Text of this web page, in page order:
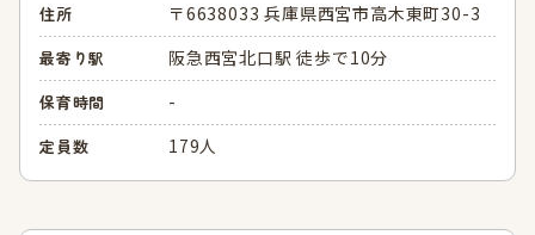
住所
〒6638033 兵庫県西宮市高木東町30-3
最寄り駅 阪急西宮北口駅 徒歩で10分
保育時間 -
定員数 179人